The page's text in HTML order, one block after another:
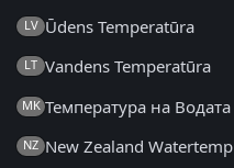
LV Ūdens Temperatūra
LT Vandens Temperatūra
MK Температура на Водата
NZ New Zealand Watertemp